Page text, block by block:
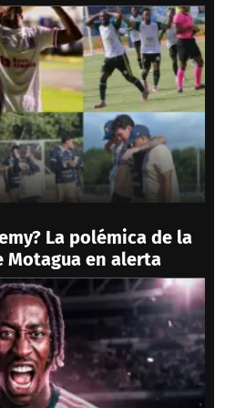
La polémica de la
Motagua en alerta